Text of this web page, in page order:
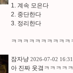
1. 계속 모은다
2. 중단한다
3. 정리한다
ㅋㅋㅋㅋㅋㅋㅋㅋㅋ
잠자냥 2026-07-02 16:31
아 진짜 웃곀ㅋㅋㅋㅋ